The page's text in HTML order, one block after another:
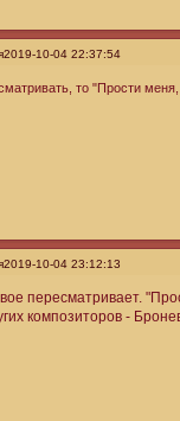
2019-10-04 22:37:54
то "Прости
2019-10-04 23:12:13
пересматривает.
композиторов -